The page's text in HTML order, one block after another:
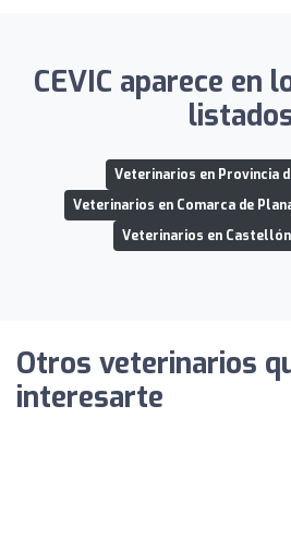
CEVIC aparece en
Veterinarios en Provincia
Veterinarios en Comarca de
Veterinarios en
Otros veterinarios
interesarte